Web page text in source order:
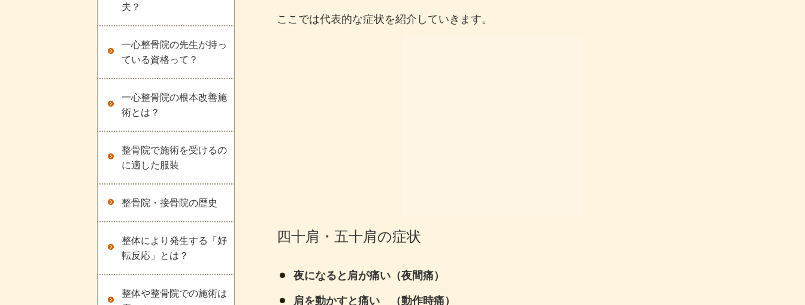
ここでは代表的な症状を紹介していきます。
四十肩・五十肩の症状
夜になると肩が痛い（夜間痛）
肩を動かすと痛い （動作時痛）
夫？
一心整骨院の先生が持っ
ている資格って？
一心整骨院の根本改善施
術とは？
整骨院で施術を受けるの
に適した服装
整骨院・接骨院の歴史
整体により発生する「好
転反応」とは？
整体や整骨院での施術は